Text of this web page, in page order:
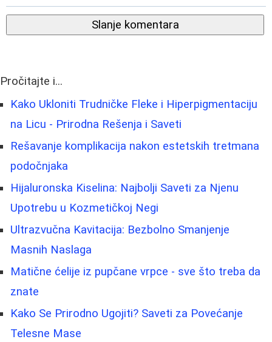
Slanje komentara
Pročitajte i...
Kako Ukloniti Trudničke Fleke i Hiperpigmentaciju
na Licu - Prirodna Rešenja i Saveti
Rešavanje komplikacija nakon estetskih tretmana
podočnjaka
Hijaluronska Kiselina: Najbolji Saveti za Njenu
Upotrebu u Kozmetičkoj Negi
Ultrazvučna Kavitacija: Bezbolno Smanjenje
Masnih Naslaga
Matične ćelije iz pupčane vrpce - sve što treba da
znate
Kako Se Prirodno Ugojiti? Saveti za Povećanje
Telesne Mase